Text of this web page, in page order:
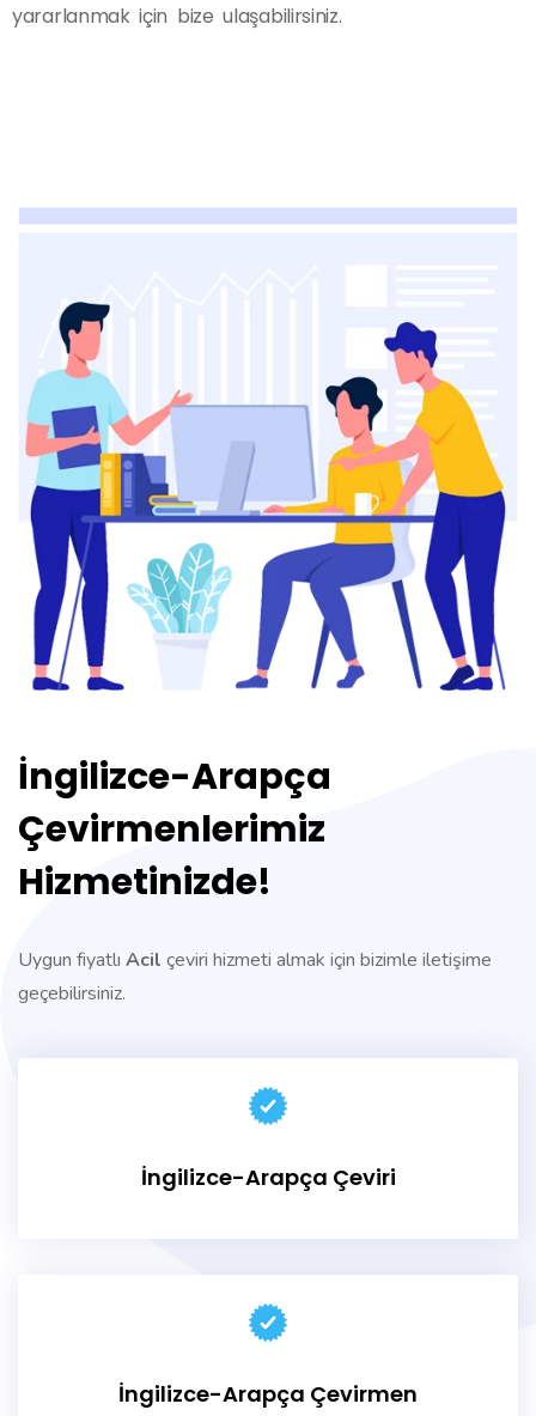
yararlanmak için bize ulaşabilirsiniz.
İngilizce-Arapça
Çevirmenlerimiz
Hizmetinizde!
Uygun fiyatlı Acil çeviri hizmeti almak için bizimle iletişime
geçebilirsiniz.
İngilizce-Arapça Çeviri
İngilizce-Arapça Çevirmen